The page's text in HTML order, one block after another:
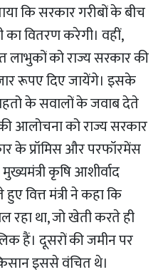
कि सरकार गरीबों के बीच
वितरण करेगी। वहीं,
को राज्य सरकार की
रूपए दिए जायेंगे। इसके
के सवालों के जवाब देते
आलोचना को राज्य सरकार
के प्रॉमिस और परफॉरमेंस
कृषि आशीर्वाद
वित्त मंत्री ने कहा कि
रहा था, जो खेती करते ही
हैं। दूसरों की जमीन पर
इससे वंचित थे।